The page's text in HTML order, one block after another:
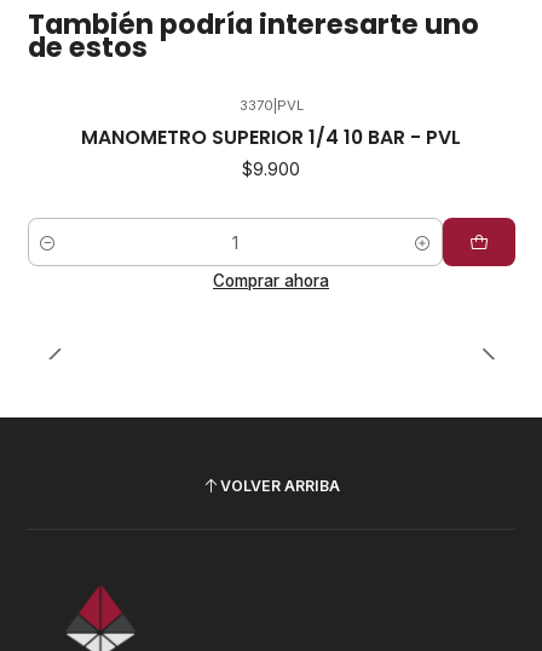
También podría interesarte uno
de estos
3370 PVL
MANOMETRO SUPERIOR 1/4 10 BAR - PVL
$9.900
Cantidad
Comprar ahora
VOLVER ARRIBA